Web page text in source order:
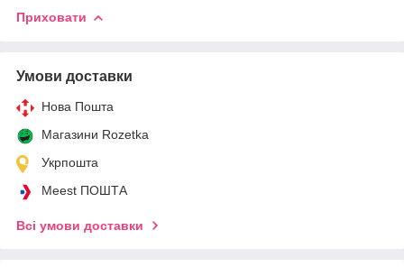
Приховати
Умови доставки
Нова Пошта
Магазини Rozetka
Укрпошта
Meest ПОШТА
Всі умови доставки